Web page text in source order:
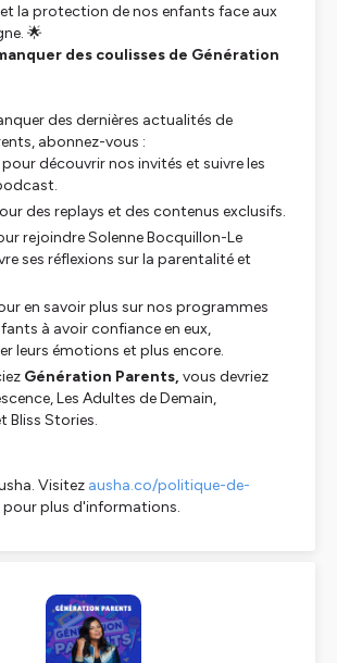
la protection de nos enfants face aux
🌟
des coulisses de Génération
des dernières actualités de
abonnez-vous :
pour découvrir nos invités et suivre les
des replays et des contenus exclusifs.
rejoindre Solenne Bocquillon-Le
ses réflexions sur la parentalité et
en savoir plus sur nos programmes
à avoir confiance en eux,
leurs émotions et plus encore.
Génération Parents, vous devriez
Les Adultes de Demain,
Bliss Stories.
Visitez ausha.co/politique-de-
pour plus d'informations.